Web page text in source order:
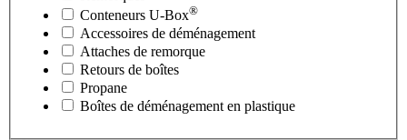
Conteneurs U-Box®
Accessoires de déménagement
Attaches de remorque
Retours de boîtes
Propane
Boîtes de déménagement en plastique